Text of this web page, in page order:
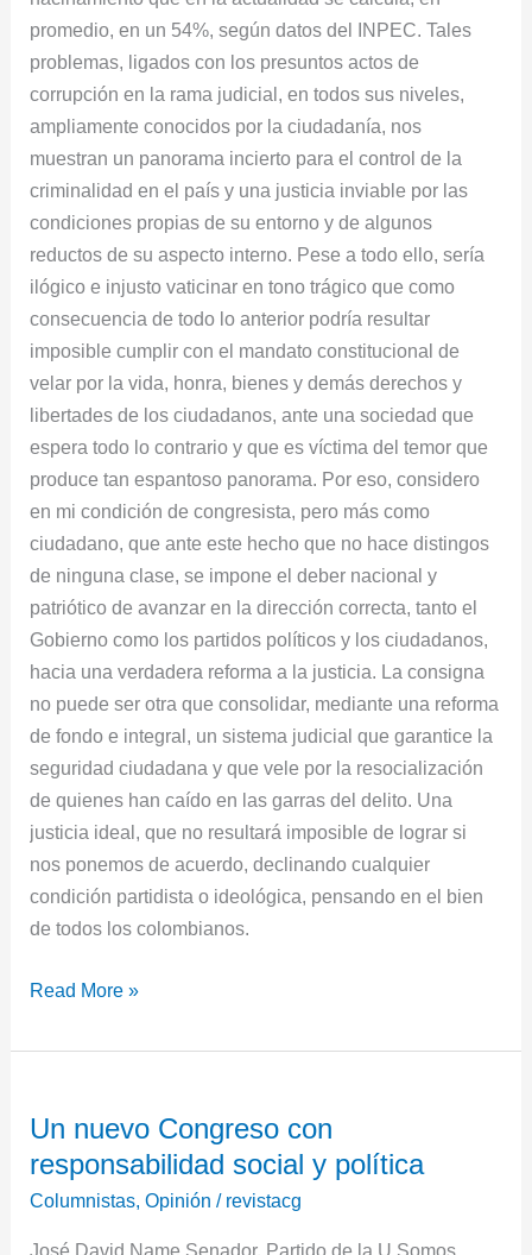
promedio, en un 54%, según datos del INPEC. Tales
problemas, ligados con los presuntos actos de
corrupción en la rama judicial, en todos sus niveles,
ampliamente conocidos por la ciudadanía, nos
muestran un panorama incierto para el control de la
criminalidad en el país y una justicia inviable por las
condiciones propias de su entorno y de algunos
reductos de su aspecto interno. Pese a todo ello, sería
ilógico e injusto vaticinar en tono trágico que como
consecuencia de todo lo anterior podría resultar
imposible cumplir con el mandato constitucional de
velar por la vida, honra, bienes y demás derechos y
libertades de los ciudadanos, ante una sociedad que
espera todo lo contrario y que es víctima del temor que
produce tan espantoso panorama. Por eso, considero
en mi condición de congresista, pero más como
ciudadano, que ante este hecho que no hace distingos
de ninguna clase, se impone el deber nacional y
patriótico de avanzar en la dirección correcta, tanto el
Gobierno como los partidos políticos y los ciudadanos,
hacia una verdadera reforma a la justicia. La consigna
no puede ser otra que consolidar, mediante una reforma
de fondo e integral, un sistema judicial que garantice la
seguridad ciudadana y que vele por la resocialización
de quienes han caído en las garras del delito. Una
justicia ideal, que no resultará imposible de lograr si
nos ponemos de acuerdo, declinando cualquier
condición partidista o ideológica, pensando en el bien
de todos los colombianos.
Read More »
Un nuevo Congreso con
responsabilidad social y política
Columnistas,Opinión / revistacg
José David Name Senador, Partido de la U Somos
nuevo
Congreso
con